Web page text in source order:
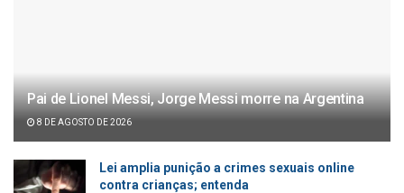
Pai de Lionel Messi, Jorge Messi morre na Argentina
8 DE AGOSTO DE 2026
Lei amplia punição a crimes sexuais online
contra crianças; entenda